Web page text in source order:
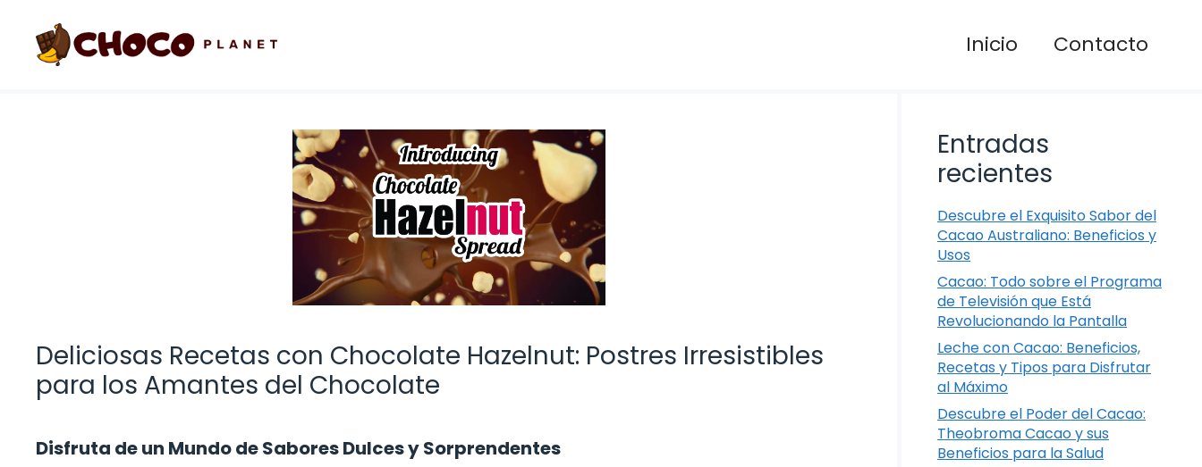
contenido
Inicio Contacto
Deliciosas Recetas con Chocolate Hazelnut: Postres Irresistibles
para los Amantes del Chocolate
Disfruta de un Mundo de Sabores Dulces y Sorprendentes
Entradas
recientes
Descubre el Exquisito Sabor del
Cacao Australiano: Beneficios y
Usos
Cacao: Todo sobre el Programa
de Televisión que Está
Revolucionando la Pantalla
Leche con Cacao: Beneficios,
Recetas y Tipos para Disfrutar
al Máximo
Descubre el Poder del Cacao:
Theobroma Cacao y sus
Beneficios para la Salud